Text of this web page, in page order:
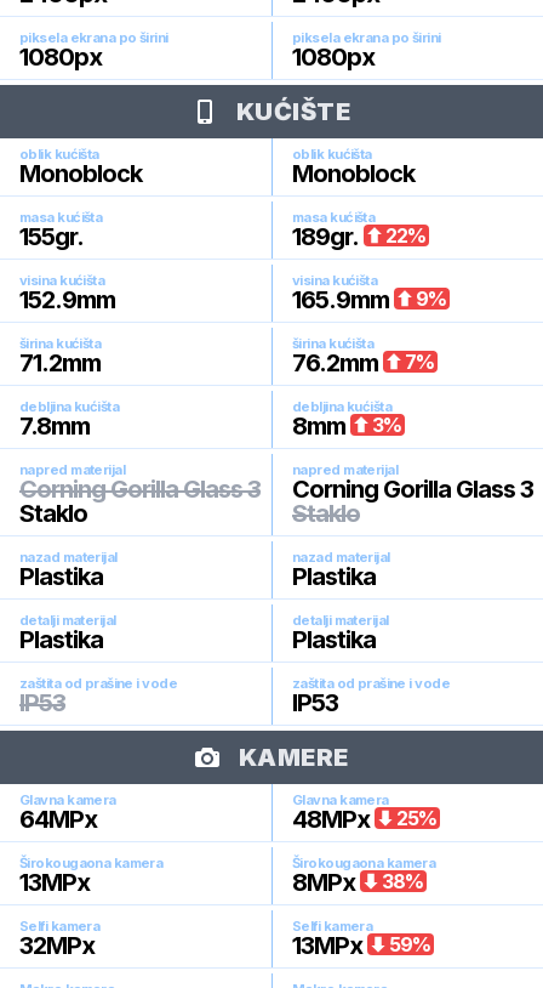
piksela ekrana po širini
1080px
piksela ekrana po širini
1080px
KUĆIŠTE
oblik kućišta
Monoblock
oblik kućišta
Monoblock
masa kućišta
155gr.
masa kućišta
189gr. 22%
visina kućišta
152.9mm
visina kućišta
165.9mm 9%
širina kućišta
71.2mm
širina kućišta
76.2mm 7%
debljina kućišta
7.8mm
debljina kućišta
8mm 3%
napred materijal
Corning Gorilla Glass 3
Staklo
napred materijal
Corning Gorilla Glass 3
Staklo
nazad materijal
Plastika
nazad materijal
Plastika
detalji materijal
Plastika
detalji materijal
Plastika
zaštita od prašine i vode
IP53
zaštita od prašine i vode
IP53
KAMERE
Glavna kamera
64MPx
Glavna kamera
48MPx 25%
Širokougaona kamera
13MPx
Širokougaona kamera
8MPx 38%
Selfi kamera
32MPx
Selfi kamera
13MPx 59%